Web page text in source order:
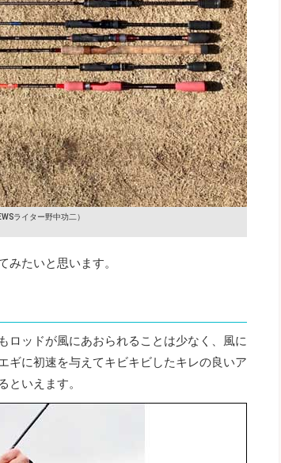
ライター野中功二）
たいと思います。
ロッドが風にあおられることは少なく、風に
ギに初速を与えてキビキビしたキレの良いア
といえます。